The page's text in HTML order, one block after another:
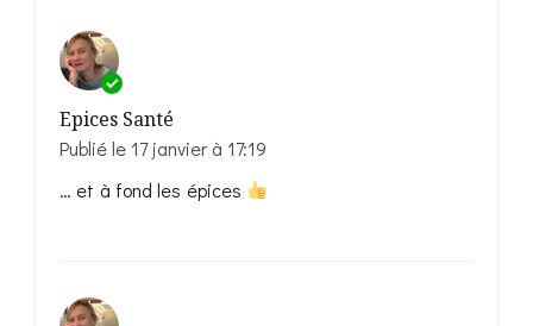
Epices Santé
Publié le 17 janvier à 17:19
… et à fond les épices